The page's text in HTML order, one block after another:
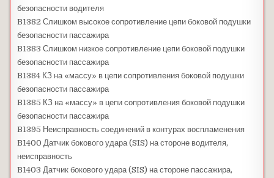
безопасности водителя
B1382 Слишком высокое сопротивление цепи боковой подушки
безопасности пассажира
B1383 Слишком низкое сопротивление цепи боковой подушки
безопасности пассажира
B1384 КЗ на «массу» в цепи сопротивления боковой подушки
безопасности пассажира
B1385 КЗ на «массу» в цепи сопротивления боковой подушки
безопасности пассажира
B1395 Неисправность соединений в контурах воспламенения
B1400 Датчик бокового удара (SIS) на стороне водителя,
неисправность
B1403 Датчик бокового удара (SIS) на стороне пассажира,